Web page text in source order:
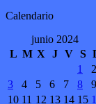
Calendario
junio 2024
L M X J V S
1
2
3
4 5 6 7 8
9
10 11 12 13 14 15